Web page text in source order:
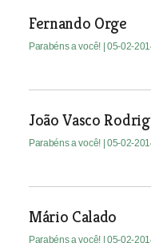
Fernando Orge
Parabéns a você! | 05-02-
João Vasco
Parabéns a você! | 05-02-
Mário Calado
Parabéns a você! | 05-02-